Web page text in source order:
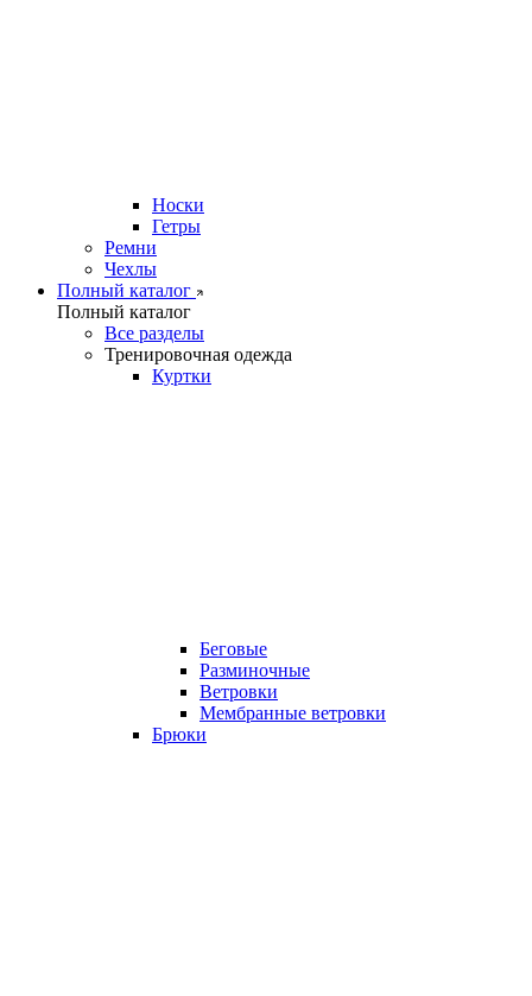
Носки
Гетры
Ремни
Чехлы
Полный каталог
Полный каталог
Все разделы
Тренировочная одежда
Куртки
Беговые
Разминочные
Ветровки
Мембранные ветровки
Брюки